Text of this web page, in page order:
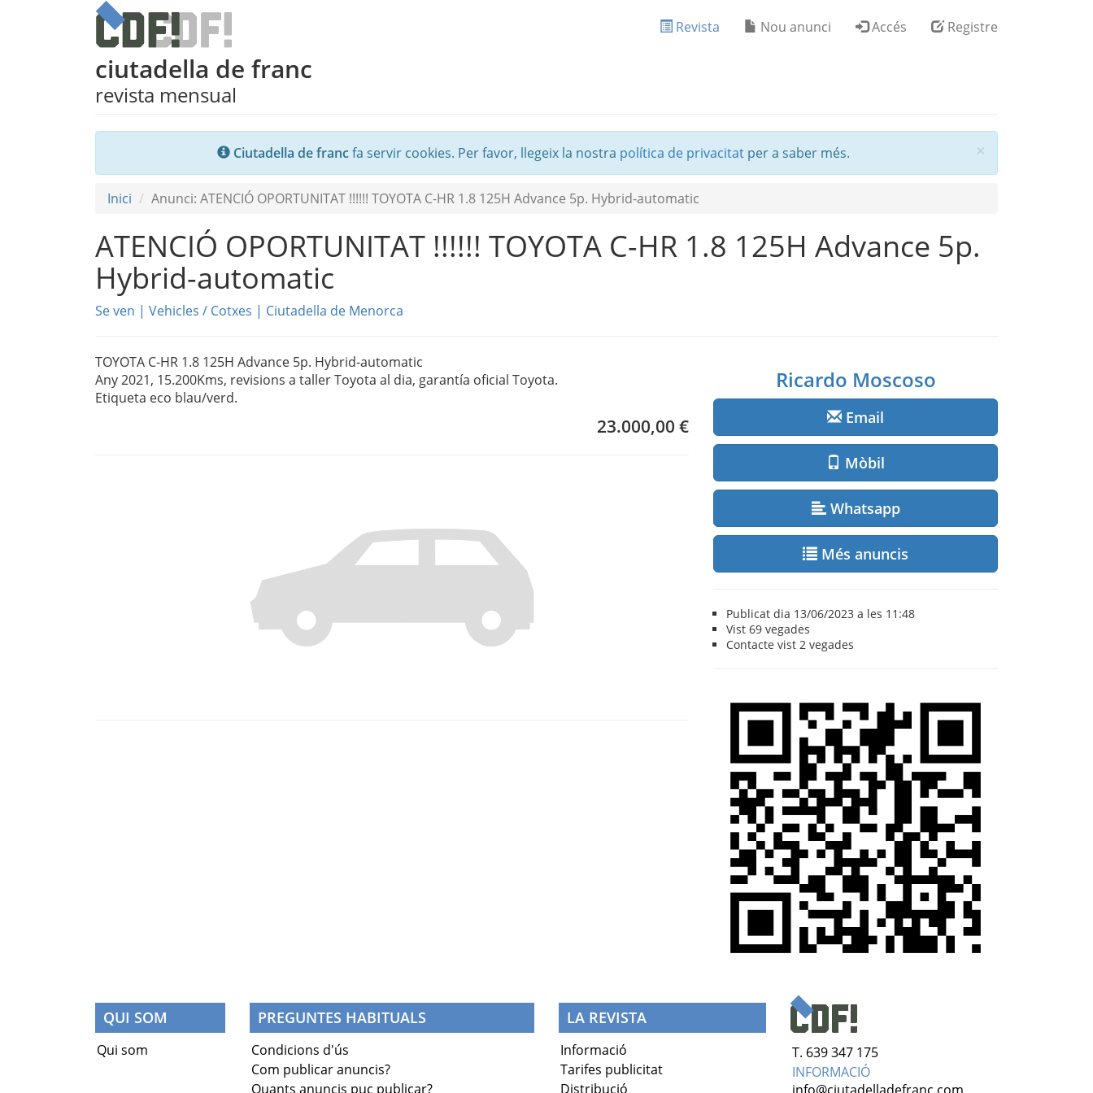
Revista Nou anunci Accés Registre
ciutadella de franc
revista mensual
×
Ciutadella de francfa servir cookies. Per favor, llegeix la nostra política de privacitat per a saber més.
Inici Anunci: ATENCIÓ OPORTUNITAT !!!!!! TOYOTA C-HR 1.8 125H Advance 5p. Hybrid-automatic
ATENCIÓ OPORTUNITAT !!!!!! TOYOTA C-HR 1.8 125H Advance 5p.
Hybrid-automatic
Se ven | Vehicles / Cotxes | Ciutadella de Menorca
TOYOTA C-HR 1.8 125H Advance 5p. Hybrid-automatic
Any 2021, 15.200Kms, revisions a taller Toyota al dia, garantía oficial Toyota.
Etiqueta eco blau/verd.
23.000,00 €
Ricardo Moscoso
Email
Mòbil
Whatsapp
Més anuncis
Publicat dia 13/06/2023 a les 11:48
Vist69 vegades
Contacte vist2 vegades
QUI SOM
Qui som
PREGUNTES HABITUALS
Condicions d'ús
Com publicar anuncis?
Quants anuncis puc publicar?
LA REVISTA
Informació
Tarifes publicitat
Distribució
T. 639 347 175
INFORMACIÓ